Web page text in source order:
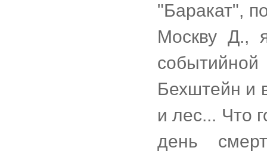
"Баракат",
Москву Д.,
Бехштейн и
и лес... Что
день